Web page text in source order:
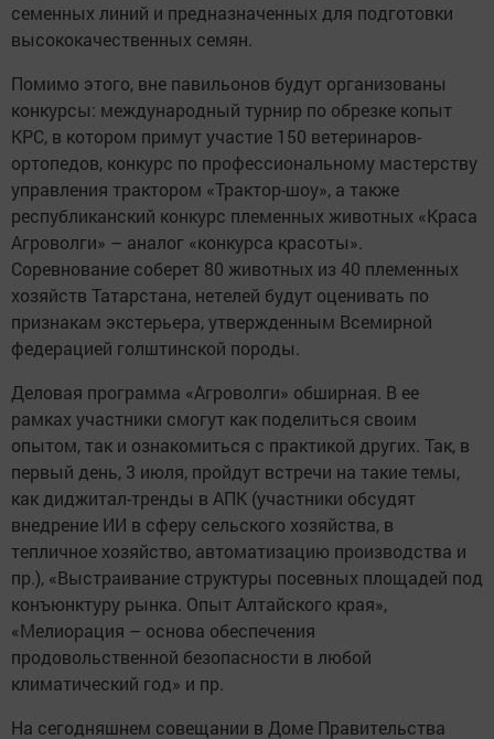
семенных линий и предназначенных для подготовки
высококачественных семян.
Помимо этого, вне павильонов будут организованы
конкурсы: международный турнир по обрезке копыт
КРС, в котором примут участие 150 ветеринаров-
ортопедов, конкурс по профессиональному мастерству
управления трактором «Трактор-шоу», а также
республиканский конкурс племенных животных «Краса
Агроволги» – аналог «конкурса красоты».
Соревнование соберет 80 животных из 40 племенных
хозяйств Татарстана, нетелей будут оценивать по
признакам экстерьера, утвержденным Всемирной
федерацией голштинской породы.
Деловая программа «Агроволги» обширная. В ее
рамках участники смогут как поделиться своим
опытом, так и ознакомиться с практикой других. Так, в
первый день, 3 июля, пройдут встречи на такие темы,
как диджитал-тренды в АПК (участники обсудят
внедрение ИИ в сферу сельского хозяйства, в
тепличное хозяйство, автоматизацию производства и
пр.), «Выстраивание структуры посевных площадей под
конъюнктуру рынка. Опыт Алтайского края»,
«Мелиорация – основа обеспечения
продовольственной безопасности в любой
климатический год» и пр.
На сегодняшнем совещании в Доме Правительства